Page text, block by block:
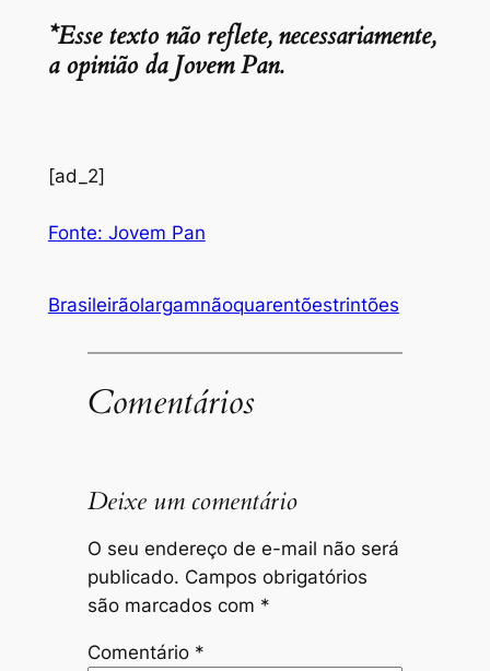
*Esse texto não reflete, necessariamente,
a opinião da Jovem Pan.
[ad_2]
Fonte: Jovem Pan
Brasileirãolargamnãoquarentõestrintões
Comentários
Deixe um comentário
O seu endereço de e-mail não será
publicado. Campos obrigatórios
são marcados com *
Comentário *